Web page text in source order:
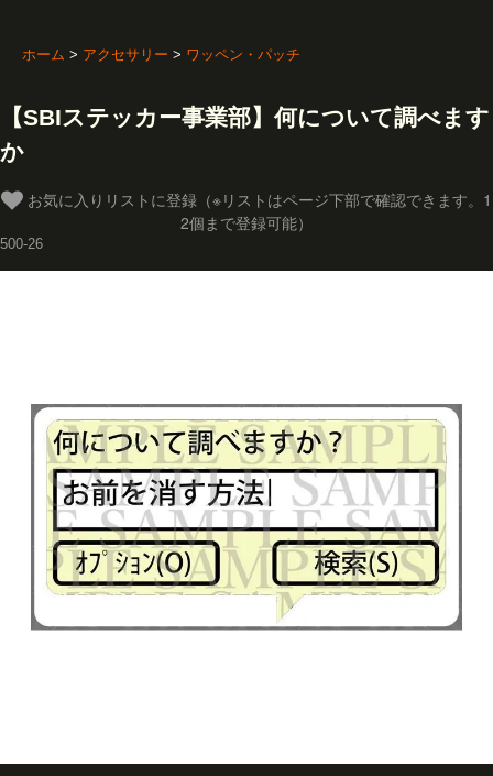
ホーム > アクセサリー > ワッペン・パッチ
【SBIステッカー事業部】何について調べます
か
2個まで登録可能）
500-26